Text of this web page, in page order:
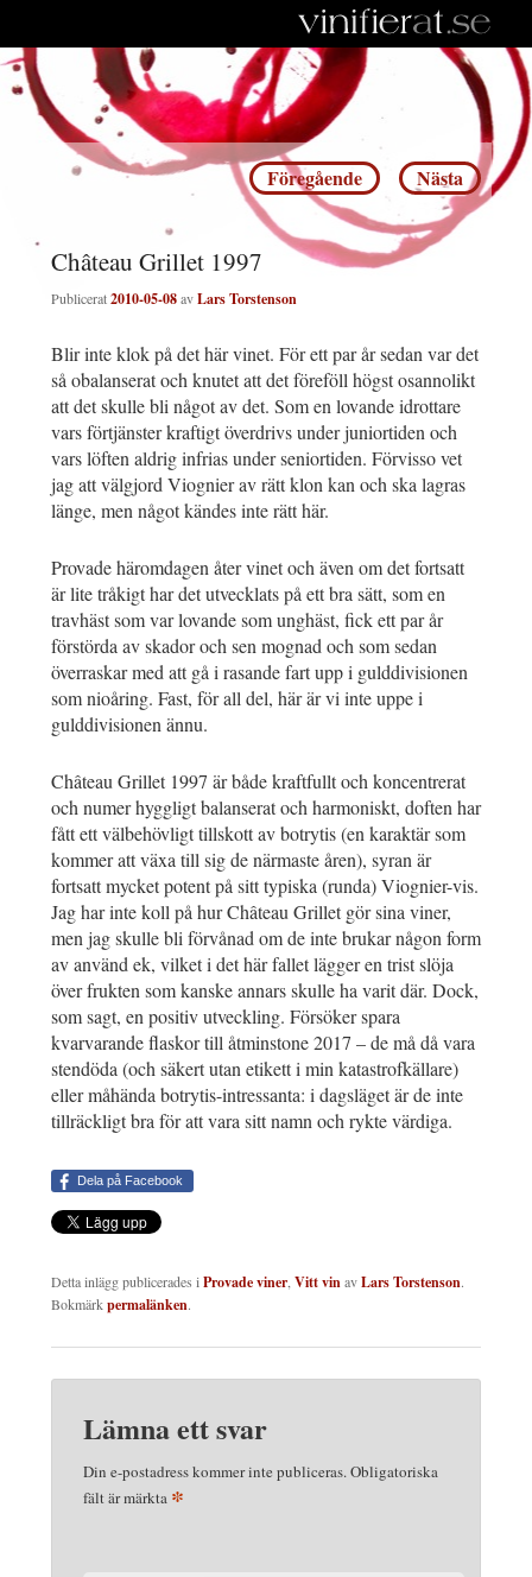
Inläggsnavigering
Föregående Nästa
Château Grillet 1997
Publicerat2010-05-08avLars Torstenson
Blir inte klok på det här vinet. För ett par år sedan var det
så obalanserat och knutet att det föreföll högst osannolikt
att det skulle bli något av det. Som en lovande idrottare
vars förtjänster kraftigt överdrivs under juniortiden och
vars löften aldrig infrias under seniortiden. Förvisso vet
jag att välgjord Viognier av rätt klon kan och ska lagras
länge, men något kändes inte rätt här.
Provade häromdagen åter vinet och även om det fortsatt
är lite tråkigt har det utvecklats på ett bra sätt, som en
travhäst som var lovande som unghäst, fick ett par år
förstörda av skador och sen mognad och som sedan
överraskar med att gå i rasande fart upp i gulddivisionen
som nioåring. Fast, för all del, här är vi inte uppe i
gulddivisionen ännu.
Château Grillet 1997 är både kraftfullt och koncentrerat
och numer hyggligt balanserat och harmoniskt, doften har
fått ett välbehövligt tillskott av botrytis (en karaktär som
kommer att växa till sig de närmaste åren), syran är
fortsatt mycket potent på sitt typiska (runda) Viognier-vis.
Jag har inte koll på hur Château Grillet gör sina viner,
men jag skulle bli förvånad om de inte brukar någon form
av använd ek, vilket i det här fallet lägger en trist slöja
över frukten som kanske annars skulle ha varit där. Dock,
som sagt, en positiv utveckling. Försöker spara
kvarvarande flaskor till åtminstone 2017 – de må då vara
stendöda (och säkert utan etikett i min katastrofkällare)
eller måhända botrytis-intressanta: i dagsläget är de inte
tillräckligt bra för att vara sitt namn och rykte värdiga.
Dela på Facebook
Detta inlägg publicerades iProvade viner,Vitt vinavLars Torstenson.
Bokmärkpermalänken.
Lämna ett svar
Din e-postadress kommer inte publiceras.Obligatoriska
fält är märkta *